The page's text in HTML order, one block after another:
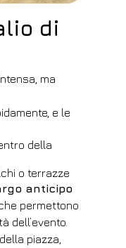
di
ma
e le
della
o terrazze
anticipo
permettono
dell’evento.
piazza,